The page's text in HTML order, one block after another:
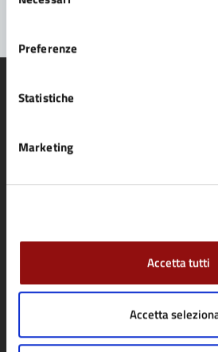
Preferenze
Statistiche
Marketing
Accetta tutti
Accetta
Comune di Fidenza